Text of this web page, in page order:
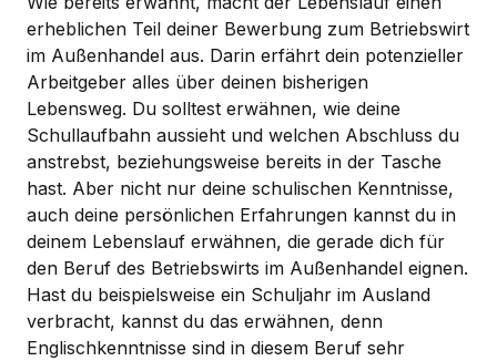
erheblichen Teil deiner Bewerbung zum Betriebswirt
im Außenhandel aus. Darin erfährt dein potenzieller
Arbeitgeber alles über deinen bisherigen
Lebensweg. Du solltest erwähnen, wie deine
Schullaufbahn aussieht und welchen Abschluss du
anstrebst, beziehungsweise bereits in der Tasche
hast. Aber nicht nur deine schulischen Kenntnisse,
auch deine persönlichen Erfahrungen kannst du in
deinem Lebenslauf erwähnen, die gerade dich für
den Beruf des Betriebswirts im Außenhandel eignen.
Hast du beispielsweise ein Schuljahr im Ausland
verbracht, kannst du das erwähnen, denn
Englischkenntnisse sind in diesem Beruf sehr